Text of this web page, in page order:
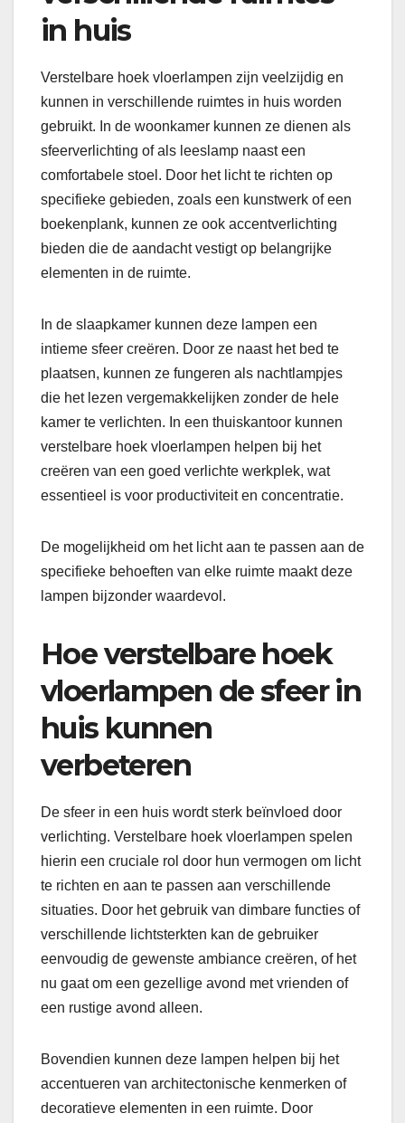
in huis
Verstelbare hoek vloerlampen zijn veelzijdig en
kunnen in verschillende ruimtes in huis worden
gebruikt. In de woonkamer kunnen ze dienen als
sfeerverlichting of als leeslamp naast een
comfortabele stoel. Door het licht te richten op
specifieke gebieden, zoals een kunstwerk of een
boekenplank, kunnen ze ook accentverlichting
bieden die de aandacht vestigt op belangrijke
elementen in de ruimte.
In de slaapkamer kunnen deze lampen een
intieme sfeer creëren. Door ze naast het bed te
plaatsen, kunnen ze fungeren als nachtlampjes
die het lezen vergemakkelijken zonder de hele
kamer te verlichten. In een thuiskantoor kunnen
verstelbare hoek vloerlampen helpen bij het
creëren van een goed verlichte werkplek, wat
essentieel is voor productiviteit en concentratie.
De mogelijkheid om het licht aan te passen aan de
specifieke behoeften van elke ruimte maakt deze
lampen bijzonder waardevol.
Hoe verstelbare hoek
vloerlampen de sfeer in
huis kunnen
verbeteren
De sfeer in een huis wordt sterk beïnvloed door
verlichting. Verstelbare hoek vloerlampen spelen
hierin een cruciale rol door hun vermogen om licht
te richten en aan te passen aan verschillende
situaties. Door het gebruik van dimbare functies of
verschillende lichtsterkten kan de gebruiker
eenvoudig de gewenste ambiance creëren, of het
nu gaat om een gezellige avond met vrienden of
een rustige avond alleen.
Bovendien kunnen deze lampen helpen bij het
accentueren van architectonische kenmerken of
decoratieve elementen in een ruimte. Door